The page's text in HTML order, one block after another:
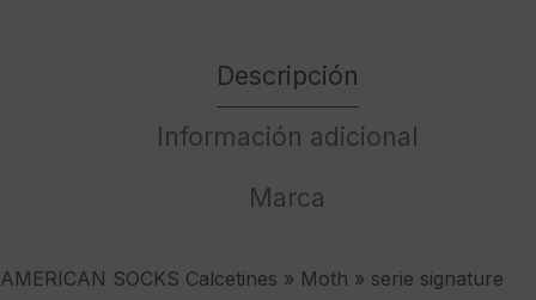
Descripción
Información adicional
Marca
AMERICAN SOCKS Calcetines » Moth » serie signature